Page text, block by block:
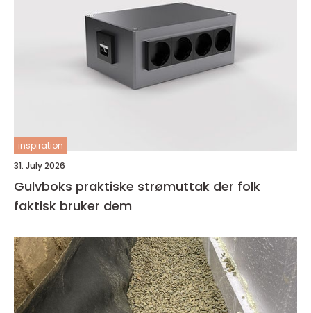
inspiration
31. July 2026
Gulvboks praktiske strømuttak der folk
faktisk bruker dem